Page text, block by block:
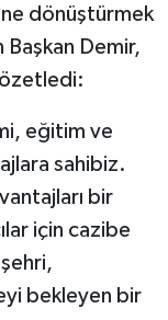
dönüştürmek
Başkan Demir,
eğitim ve
sahibiz.
bir
için cazibe
bekleyen bir